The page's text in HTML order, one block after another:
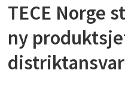
TECE Norge
ny